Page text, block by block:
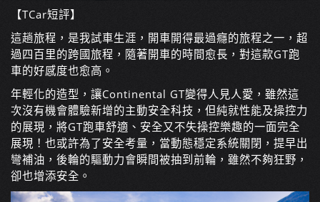
【TCar短評】
這趟旅程，是我試車生涯，開車開得最過癮的旅程之一，超
過四百里的跨國旅程，隨著開車的時間愈長，對這款GT跑
車的好感度也愈高。
年輕化的造型，讓Continental GT變得人見人愛，雖然這
次沒有機會體驗新增的主動安全科技，但純就性能及操控力
的展現，將GT跑車舒適、安全又不失操控樂趣的一面完全
展現！也或許為了安全考量，當動態穩定系統關閉，提早出
彎補油，後輪的驅動力會瞬間被抽到前輪，雖然不夠狂野，
卻也增添安全。